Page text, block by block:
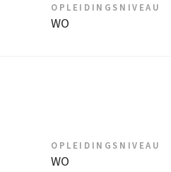
OPLEIDINGSNIVEAU
WO
OPLEIDINGSNIVEAU
WO